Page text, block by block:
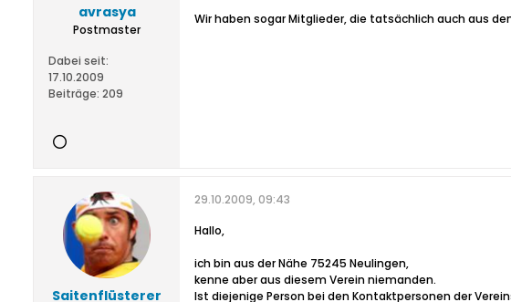
avrasya
Postmaster
Dabei seit:
17.10.2009
Beiträge: 209
Wir haben sogar Mitglieder, die tatsächlich auch aus
Saitenflüsterer
29.10.2009, 09:43
Hallo,
ich bin aus der Nähe 75245 Neulingen,
kenne aber aus diesem Verein niemanden.
Ist diejenige Person bei den Kontaktpersonen der